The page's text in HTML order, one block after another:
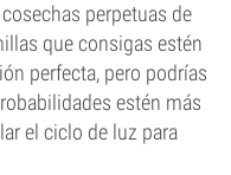
perpetuas de
que consigas estén
perfecta, pero podrías
estén más
el ciclo de luz para